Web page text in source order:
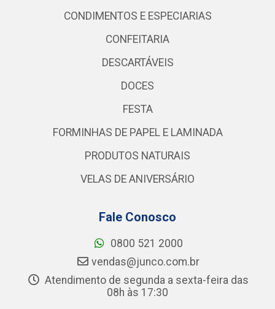
CONDIMENTOS E ESPECIARIAS
CONFEITARIA
DESCARTÁVEIS
DOCES
FESTA
FORMINHAS DE PAPEL E LAMINADA
PRODUTOS NATURAIS
VELAS DE ANIVERSÁRIO
Fale Conosco
0800 521 2000
vendas@junco.com.br
Atendimento de segunda a sexta-feira das
08h às 17:30